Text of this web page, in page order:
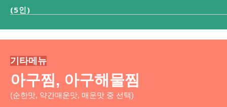
(5인)
기타메뉴
아구찜, 아구해물찜
(순한맛, 약간매운맛, 매운맛 중 선택)